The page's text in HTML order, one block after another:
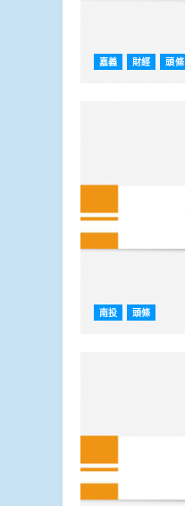
嘉義 財經 頭條
南投 頭條